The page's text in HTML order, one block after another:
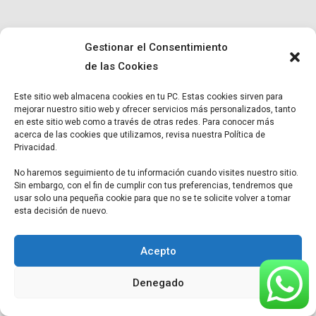
Gestionar el Consentimiento
de las Cookies
Este sitio web almacena cookies en tu PC. Estas cookies sirven para
mejorar nuestro sitio web y ofrecer servicios más personalizados, tanto
en este sitio web como a través de otras redes. Para conocer más
acerca de las cookies que utilizamos, revisa nuestra Política de
Privacidad.
No haremos seguimiento de tu información cuando visites nuestro sitio.
Sin embargo, con el fin de cumplir con tus preferencias, tendremos que
usar solo una pequeña cookie para que no se te solicite volver a tomar
esta decisión de nuevo.
Acepto
Denegado
Términos y condiciones|Política de Privacidad| Aviso Legal.